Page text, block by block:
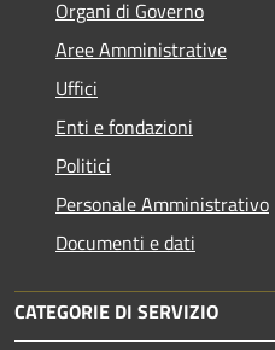
Organi di Governo
Aree Amministrative
Uffici
Enti e fondazioni
Politici
Personale Amministrativo
Documenti e dati
CATEGORIE DI SERVIZIO